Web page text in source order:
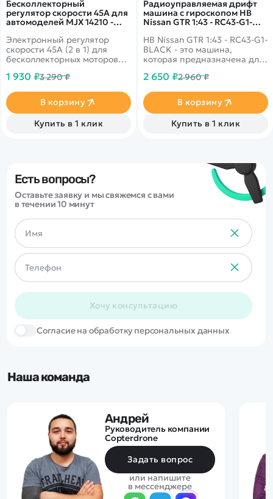
Бесколлекторный
регулятор скорости 45А для
автомоделей MJX 14210 -
Электронный регулятор
скорости 45A (2 в 1) для
бесколлекторных моторов
автомоделей MJX Hyper Go
1 930 ₽3 290 ₽
В корзину
Купить в 1 клик
Радиоуправляемая дрифт
машина с гироскопом HB
Nissan GTR 1:43 - RC43-G1-
HB Nissan GTR 1:43 - RC43-G1-
BLACK - это машина,
которая предназначена для
привод и выполненная в
управляется при помощи
пульта ДУ, работающего на
частоте 2,4 ГГц. В наборе
также поставляются
Во время движения у
машинки светятся фары.
2 650 ₽2 960 ₽
В корзину
Купить в 1 клик
Есть вопросы?
Оставьте заявку и мы свяжемся с вами
в течении 10 минут
Хочу консультацию
Cогласие на обработку персональных данных
Наша команда
Андрей
Руководитель компании
Copterdrone
Задать вопрос
или напишите
в мессенджере